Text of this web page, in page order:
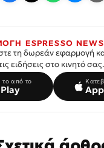
ESPRESSO NEWS
τη δωρεάν εφαρμογή
ειδήσεις στο κινητό σας.
το από το